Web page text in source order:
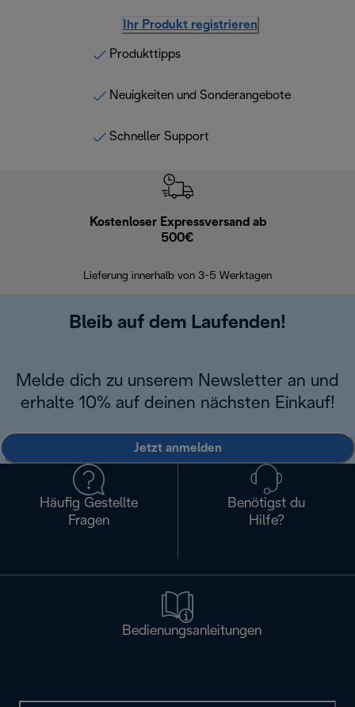
Ihr Produkt registrieren
Produkttipps
Neuigkeiten und Sonderangebote
Schneller Support
Kostenloser Expressversand ab
500€
Lieferung innerhalb von 3-5 Werktagen
Bleib auf dem Laufenden!
Melde dich zu unserem Newsletter an und
erhalte 10% auf deinen nächsten Einkauf!
Jetzt anmelden
Häufig Gestellte
Fragen
Benötigst du
Hilfe?
Bedienungsanleitungen